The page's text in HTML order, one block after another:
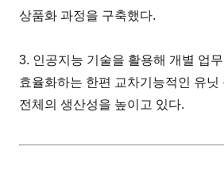
상품화 과정을 구축했다.
3. 인공지능 기술을 활용해 개별 업
효율화하는 한편 교차기능적인 유닛
전체의 생산성을 높이고 있다.